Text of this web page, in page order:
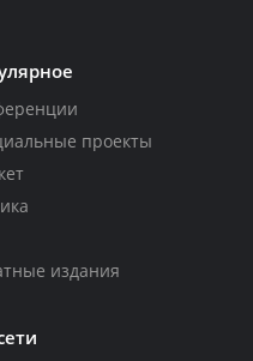
проекты
издания